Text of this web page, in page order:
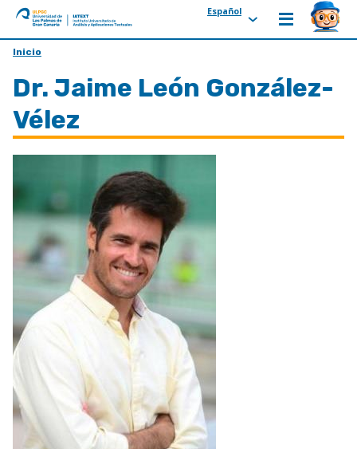
ULPGC
Ir
inicio
de
IATEXT
Español
Inicio
Dr. Jaime León González-
Vélez